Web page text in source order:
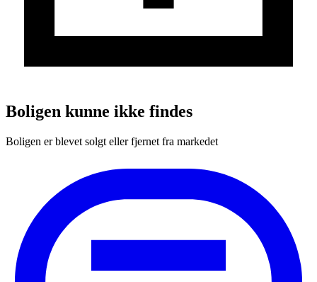
Boligen kunne ikke findes
Boligen er blevet solgt eller fjernet fra markedet